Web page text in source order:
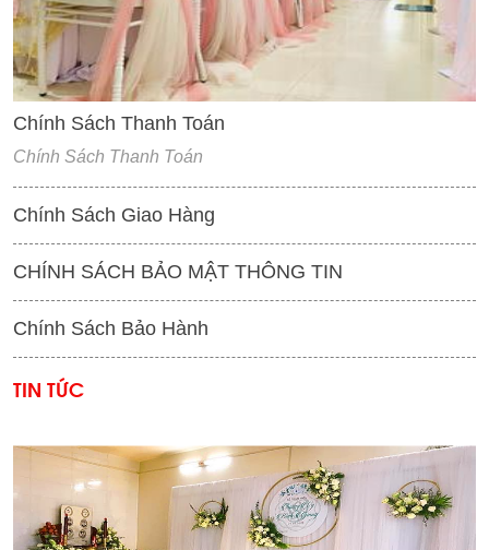
Chính Sách Thanh Toán
Chính Sách Thanh Toán
Chính Sách Giao Hàng
CHÍNH SÁCH BẢO MẬT THÔNG TIN
Chính Sách Bảo Hành
TIN TỨC